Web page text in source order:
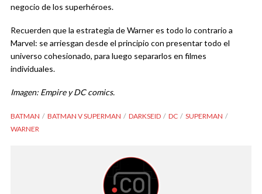
negocio de los superhéroes.
Recuerden que la estrategia de Warner es todo lo contrario a
Marvel: se arriesgan desde el principio con presentar todo el
universo cohesionado, para luego separarlos en filmes
individuales.
Imagen: Empire y DC comics.
BATMAN BATMAN V SUPERMAN DARKSEID DC
SUPERMAN
WARNER